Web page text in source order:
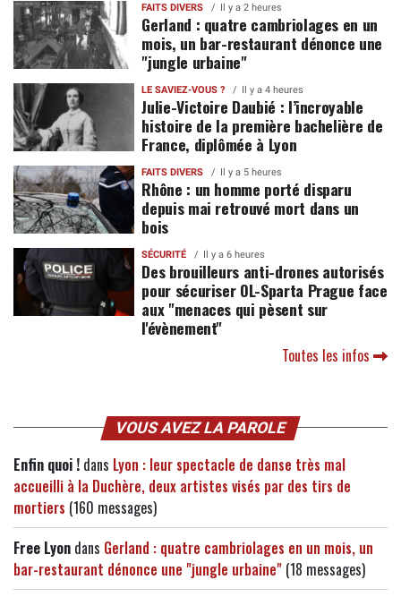
FAITS DIVERS Il y a 2 heures
Gerland : quatre cambriolages en un
mois, un bar-restaurant dénonce une
"jungle urbaine"
LE SAVIEZ-VOUS ? Il y a 4 heures
Julie-Victoire Daubié : l’incroyable
histoire de la première bachelière de
France, diplômée à Lyon
FAITS DIVERS Il y a 5 heures
Rhône : un homme porté disparu
depuis mai retrouvé mort dans un
bois
SÉCURITÉ Il y a 6 heures
Des brouilleurs anti-drones autorisés
pour sécuriser OL-Sparta Prague face
aux "menaces qui pèsent sur
l'évènement"
Toutes les infos
VOUS AVEZ LA PAROLE
Enfin quoi ! dans Lyon : leur spectacle de danse très mal
accueilli à la Duchère, deux artistes visés par des tirs de
mortiers (160 messages)
Free Lyon dans Gerland : quatre cambriolages en un mois, un
bar-restaurant dénonce une "jungle urbaine" (18 messages)